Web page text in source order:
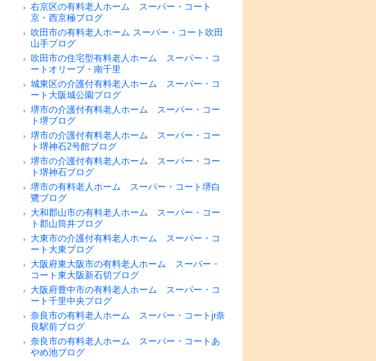
右京区の有料老人ホーム スーパー・コート
京・西京極ブログ
吹田市の有料老人ホーム スーパー・コート吹田
山手ブログ
吹田市の住宅型有料老人ホーム スーパー・コ
ートオリーブ・南千里
城東区の介護付有料老人ホーム スーパー・コ
ート大阪城公園ブログ
堺市の介護付有料老人ホーム スーパー・コー
ト堺ブログ
堺市の介護付有料老人ホーム スーパー・コー
ト堺神石2号館ブログ
堺市の介護付有料老人ホーム スーパー・コー
ト堺神石ブログ
堺市の有料老人ホーム スーパー・コート堺白
鷺ブログ
大和郡山市の有料老人ホーム スーパー・コー
ト郡山筒井ブログ
大東市の介護付有料老人ホーム スーパー・コ
ート大東ブログ
大阪府東大阪市の有料老人ホーム スーパー・
コート東大阪新石切ブログ
大阪府豊中市の有料老人ホーム スーパー・コ
ート千里中央ブログ
奈良市の有料老人ホーム スーパー・コートjr奈
良駅前ブログ
奈良市の有料老人ホーム スーパー・コートあ
やめ池ブログ